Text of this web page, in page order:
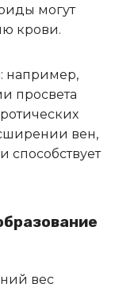
могут
крови.
: например,
просвета
вен,
способствует
вес